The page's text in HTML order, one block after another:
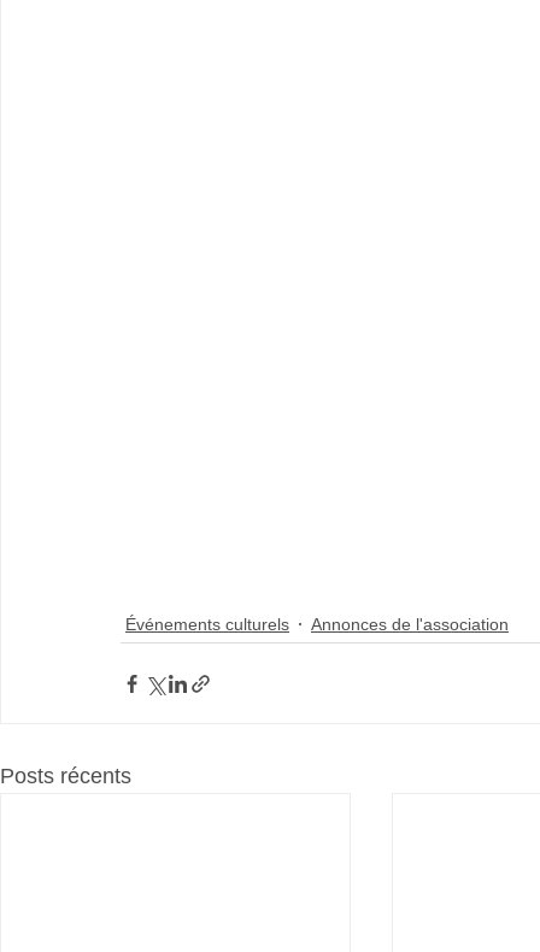
Événements culturels Annonces de l'association
Posts récents